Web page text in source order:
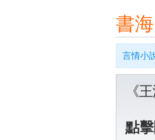
書海
言情小
《
點